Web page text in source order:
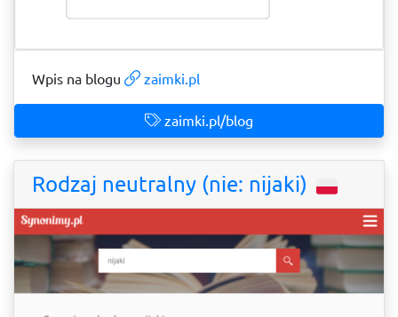
Wpis na blogu zaimki.pl
zaimki.pl/blog
Rodzaj neutralny (nie: nijaki)